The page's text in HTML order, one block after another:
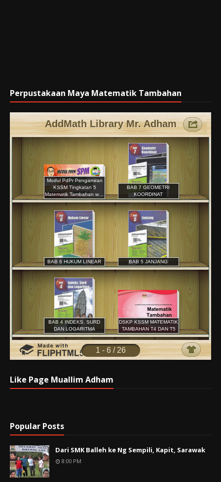
Perpustakaan Maya Matematik Tambahan
Like Page Muallim Adham
Popular Posts
Dari SMK Balleh ke Ng Sempili, Kapit, Sarawak
8:00 PM